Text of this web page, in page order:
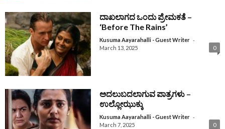
ದಾಖಲಾಗದ ಒಂದು ಪ್ರೇಮಕತೆ –
‘Before The Rains’
Kusuma Aayarahalli - Guest Writer -
March 13, 2025 0
ಅದಲುಬದಲಾಗುವ ಪಾತ್ರಗಳು –
ಉಲ್ಲೋಝುಕ್ಕು
Kusuma Aayarahalli - Guest Writer -
March 7, 2025 0